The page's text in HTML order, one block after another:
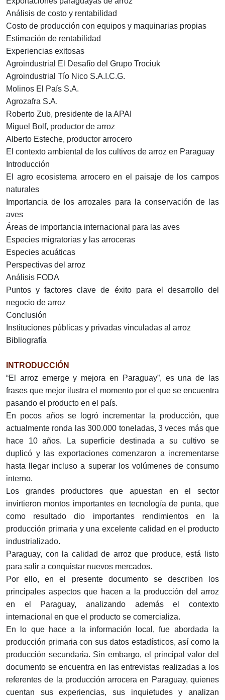
Análisis de costo y rentabilidad
Costo de producción con equipos y maquinarias propias
Estimación de rentabilidad
Experiencias exitosas
Agroindustrial El Desafío del Grupo Trociuk
Agroindustrial Tío Nico S.A.I.C.G.
Molinos El País S.A.
Agrozafra S.A.
Roberto Zub, presidente de la APAI
Miguel Bolf, productor de arroz
Alberto Esteche, productor arrocero
El contexto ambiental de los cultivos de arroz en Paraguay
Introducción
El agro ecosistema arrocero en el paisaje de los campos
naturales
Importancia de los arrozales para la conservación de las
aves
Áreas de importancia internacional para las aves
Especies migratorias y las arroceras
Especies acuáticas
Perspectivas del arroz
Análisis FODA
Puntos y factores clave de éxito para el desarrollo del
negocio de arroz
Conclusión
Instituciones públicas y privadas vinculadas al arroz
Bibliografía
INTRODUCCIÓN
“El arroz emerge y mejora en Paraguay”, es una de las
frases que mejor ilustra el momento por el que se encuentra
pasando el producto en el país.
En pocos años se logró incrementar la producción, que
actualmente ronda las 300.000 toneladas, 3 veces más que
hace 10 años. La superficie destinada a su cultivo se
duplicó y las exportaciones comenzaron a incrementarse
hasta llegar incluso a superar los volúmenes de consumo
interno.
Los grandes productores que apuestan en el sector
invirtieron montos importantes en tecnología de punta, que
como resultado dio importantes rendimientos en la
producción primaria y una excelente calidad en el producto
industrializado.
Paraguay, con la calidad de arroz que produce, está listo
para salir a conquistar nuevos mercados.
Por ello, en el presente documento se describen los
principales aspectos que hacen a la producción del arroz
en el Paraguay, analizando además el contexto
internacional en que el producto se comercializa.
En lo que hace a la información local, fue abordada la
producción primaria con sus datos estadísticos, así como la
producción secundaria. Sin embargo, el principal valor del
documento se encuentra en las entrevistas realizadas a los
referentes de la producción arrocera en Paraguay, quienes
cuentan sus experiencias, sus inquietudes y analizan